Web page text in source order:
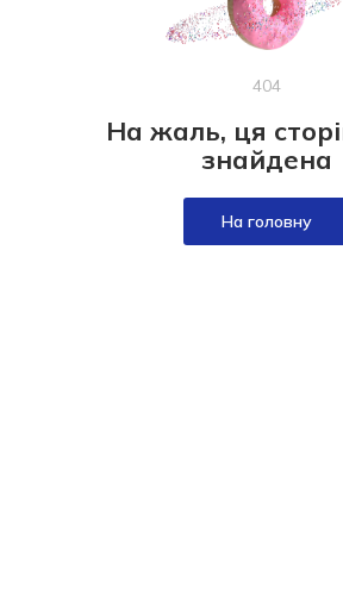
404
На жаль, ця
знайдена
На головну